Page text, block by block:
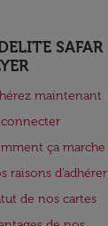
SAFAR
maintenant
connecter
ça marche
raisons d'adhérer
de nos cartes